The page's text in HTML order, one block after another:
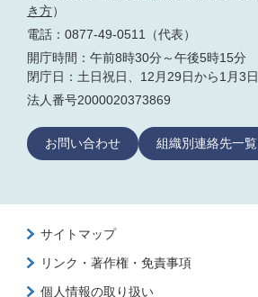
き方）
電話：0877-49-0511（代表）
開庁時間：午前8時30分～午後5時15分
閉庁日：土日祝日、12月29日から1月3日
法人番号2000020373869
お問い合わせ 組織別連絡先一覧
サイトマップ
リンク・著作権・免責事項
個人情報の取り扱い